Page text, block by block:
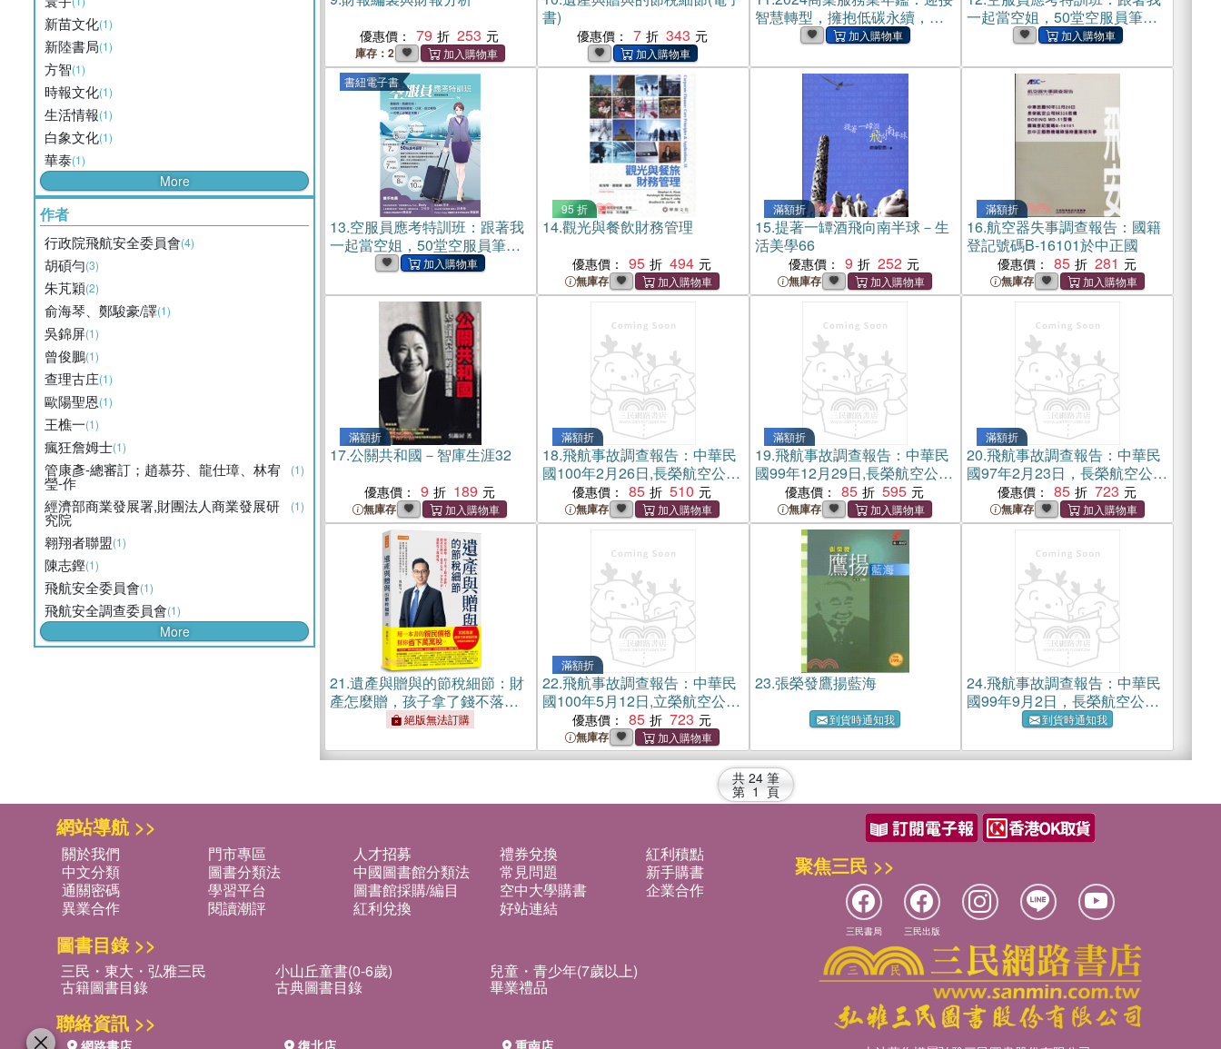
新苗文化(1)
新陸書局(1)
方智(1)
時報文化(1)
生活情報(1)
白象文化(1)
華泰(1)
More
作者
行政院飛航安全委員會(4)
胡碩勻(3)
朱芃穎(2)
俞海琴、鄭駿豪/譯(1)
吳錦屏(1)
曾俊鵬(1)
查理古庄(1)
歐陽聖恩(1)
王樵一(1)
瘋狂詹姆士(1)
管康彥-總審訂；趙慕芬、龍仕璋、林宥
瑩-作
(1)
經濟部商業發展署,財團法人商業發展研
究院
(1)
翱翔者聯盟(1)
陳志鏗(1)
飛航安全委員會(1)
飛航安全調查委員會(1)
More
優惠價： 79 253
庫存：2
書)
優惠價： 7 343
智慧轉型，擁抱低碳永續，建
構服務業韌性生態系（Chapter
之商業服務業契機）(電子書)
一起當空姐，50堂空服員筆
試、口試、成功錄取一次考上
書紐電子書
13.空服員應考特訓班：跟著我
一起當空姐，50堂空服員筆
試、口試、成功錄取一次考上
95 折
14.觀光與餐飲財務管理
優惠價： 95 494
無庫存
滿額折
15.提著一罈酒飛向南半球－生
活美學66
優惠價： 9 252
無庫存
滿額折
16.航空器失事調查報告：國籍
登記號碼B-16101於中正國
優惠價： 85 281
無庫存
滿額折
17.公關共和國－智庫生涯32
優惠價： 9 189
無庫存
滿額折
18.飛航事故調查報告：中華民
國100年2月26日,長榮航空公司
BR757班機,A330-203型機,國
籍標誌及登記號碼B-16303,於
桃園機場落地時短暫偏離跑道
優惠價： 85 510
無庫存
滿額折
19.飛航事故調查報告：中華民
國99年12月29日,長榮航空公司
BR61班機,A330-203型機,國籍
標誌及登記號碼B-16312,於巡
航時兩套供氣系統失效導致艙
壓異常,飛航組員緊急使用氧氣
優惠價： 85 595
無庫存
滿額折
20.飛航事故調查報告：中華民
國97年2月23日，長榮航空公司
BR 67班機，B747-400型機，
國籍標誌及登記號碼B-16410，
於曼谷機場旅客下機時客艙後
段通氣崁板冒煙
優惠價： 85 723
無庫存
21.遺產與贈與的節稅細節：財
產怎麼贈，孩子拿了錢不落
跑；遺產怎麼分，老者心安、
絕版無法訂購
滿額折
22.飛航事故調查報告：中華民
國100年5月12日,立榮航空公司
執行BR 806班機任務,MD-90型
機,國籍標誌及登記號碼B-
17917,於桃園機場落地時偏離
優惠價： 85 723
無庫存
23.張榮發鷹揚藍海
到貨時通知我
24.飛航事故調查報告：中華民
國99年9月2日，長榮航空公司
BR701班機，B747-400型機，
桃園機場落地時短暫偏出跑道
到貨時通知我
共 24 筆
第 1 頁
網站導航 >>
關於我們 門市專區 人才招募 禮券兌換
紅利積點
中文分類
圖書分類法 中國圖書館分類法 常見問題
新手購書
通關密碼
學習平台 圖書館採購/編目 空中大學購書
企業合作
異業合作
閱讀潮評 紅利兌換 好站連結
圖書目錄 >>
三民・東大・弘雅三民 小山丘童書(0-6歲) 兒童・青少年(7歲以上)
古籍圖書目錄 古典圖書目錄 畢業禮品
聯絡資訊 >>
網路書店 復北店 重南店
聚焦三民 >>
三民書局 三民出版